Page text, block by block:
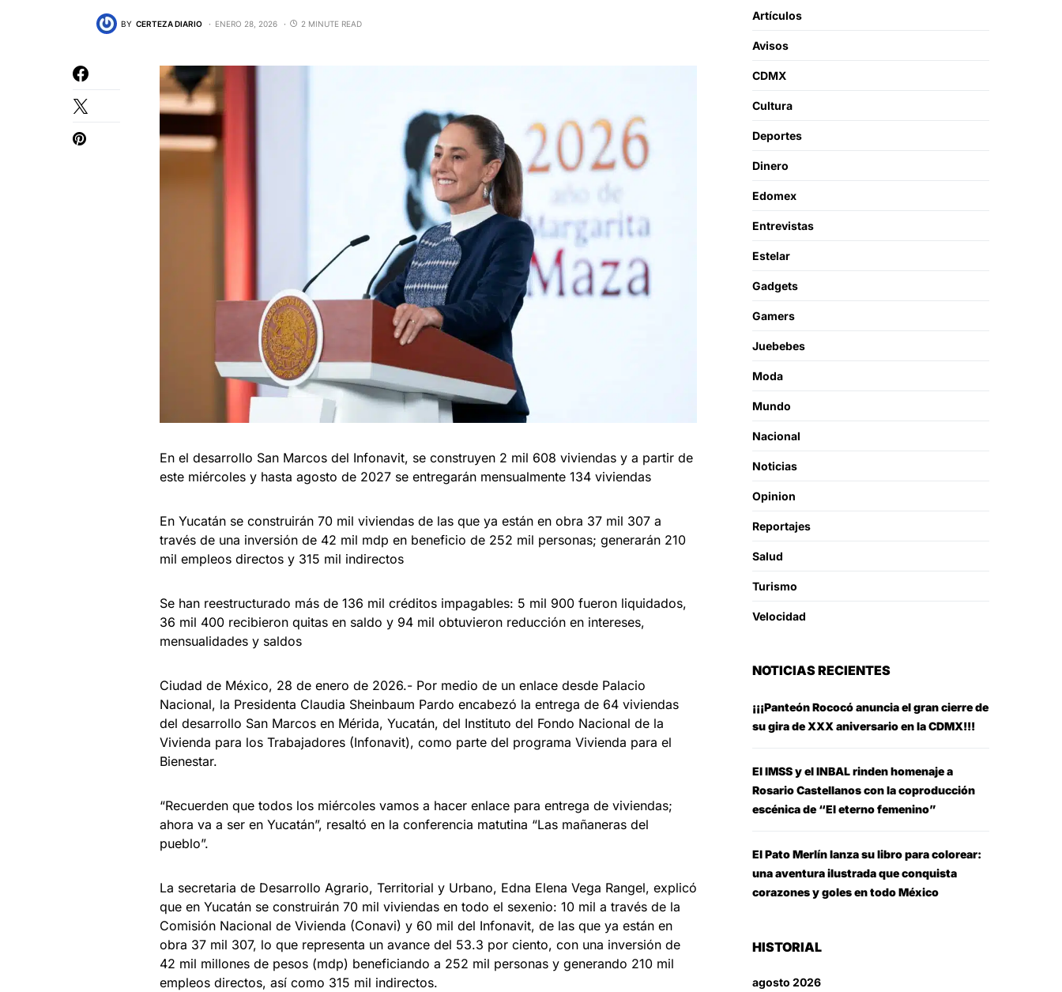
BY CERTEZA DIARIO ENERO 28, 2026 2 MINUTE READ
En el desarrollo San Marcos del Infonavit, se construyen 2 mil 608 viviendas y a partir de
este miércoles y hasta agosto de 2027 se entregarán mensualmente 134 viviendas
En Yucatán se construirán 70 mil viviendas de las que ya están en obra 37 mil 307 a
través de una inversión de 42 mil mdp en beneficio de 252 mil personas; generarán 210
mil empleos directos y 315 mil indirectos
Se han reestructurado más de 136 mil créditos impagables: 5 mil 900 fueron liquidados,
36 mil 400 recibieron quitas en saldo y 94 mil obtuvieron reducción en intereses,
mensualidades y saldos
Ciudad de México, 28 de enero de 2026.- Por medio de un enlace desde Palacio
Nacional, la Presidenta Claudia Sheinbaum Pardo encabezó la entrega de 64 viviendas
del desarrollo San Marcos en Mérida, Yucatán, del Instituto del Fondo Nacional de la
Vivienda para los Trabajadores (Infonavit), como parte del programa Vivienda para el
Bienestar.
“Recuerden que todos los miércoles vamos a hacer enlace para entrega de viviendas;
ahora va a ser en Yucatán”, resaltó en la conferencia matutina “Las mañaneras del
pueblo”.
La secretaria de Desarrollo Agrario, Territorial y Urbano, Edna Elena Vega Rangel, explicó
que en Yucatán se construirán 70 mil viviendas en todo el sexenio: 10 mil a través de la
Comisión Nacional de Vivienda (Conavi) y 60 mil del Infonavit, de las que ya están en
obra 37 mil 307, lo que representa un avance del 53.3 por ciento, con una inversión de
42 mil millones de pesos (mdp) beneficiando a 252 mil personas y generando 210 mil
empleos directos, así como 315 mil indirectos.
Artículos
Avisos
CDMX
Cultura
Deportes
Dinero
Edomex
Entrevistas
Estelar
Gadgets
Gamers
Juebebes
Moda
Mundo
Nacional
Noticias
Opinion
Reportajes
Salud
Turismo
Velocidad
NOTICIAS RECIENTES
¡¡¡Panteón Rococó anuncia el gran cierre de
su gira de XXX aniversario en la CDMX!!!
El IMSS y el INBAL rinden homenaje a
Rosario Castellanos con la coproducción
escénica de “El eterno femenino”
El Pato Merlín lanza su libro para colorear:
una aventura ilustrada que conquista
corazones y goles en todo México
HISTORIAL
agosto 2026